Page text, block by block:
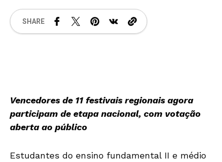
SHARE
Vencedores de 11 festivais regionais agora
participam de etapa nacional, com votação
aberta ao público
Estudantes do ensino fundamental II e médio